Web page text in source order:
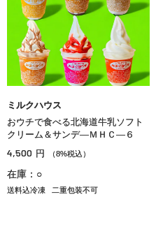
ミルクハウス
おウチで食べる北海道牛乳ソフト
クリーム＆サンデ―ＭＨＣ―６
4,500 円 （8%税込）
在庫：○
送料込冷凍 二重包装不可